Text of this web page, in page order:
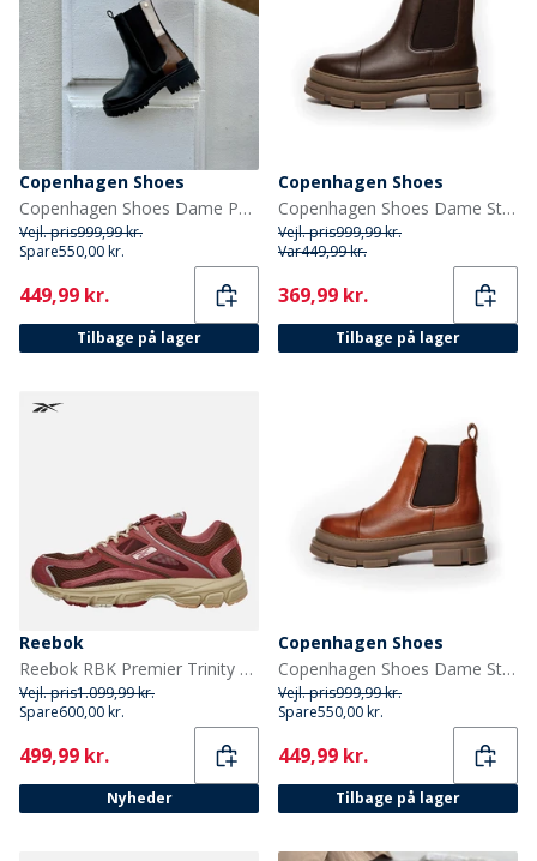
Copenhagen Shoes
Copenhagen Shoes Dame Passion Støvler 0001 Sort
Vejl. pris999,99 kr.
Spare550,00 kr.
Current
449,99 kr.
Tilbage på lager
Copenhagen Shoes
Copenhagen Shoes Dame Støvler Der Ligner Dig 847 Mørkebrun
Vejl. pris999,99 kr.
Var449,99 kr.
Current
369,99 kr.
Tilbage på lager
Reebok
Reebok RBK Premier Trinity KFS Træningssko Mahogany
Vejl. pris1.099,99 kr.
Spare600,00 kr.
Current
499,99 kr.
Nyheder
Copenhagen Shoes
Copenhagen Shoes Dame Støvler Der Ligner Dig 0241 Cognac
Vejl. pris999,99 kr.
Spare550,00 kr.
Current
449,99 kr.
Tilbage på lager